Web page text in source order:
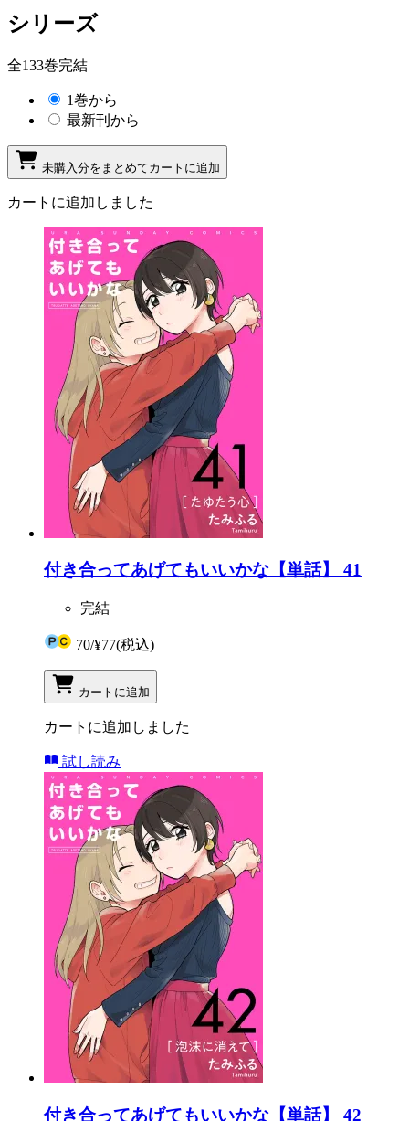
シリーズ
全133巻完結
1巻から
最新刊から
未購入分をまとめてカートに追加
カートに追加しました
付き合ってあげてもいいかな【単話】 41
完結
70/¥77(税込)
カートに追加
カートに追加しました
試し読み
付き合ってあげてもいいかな【単話】 42